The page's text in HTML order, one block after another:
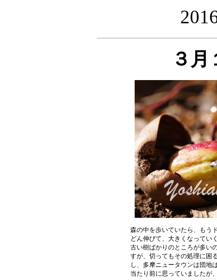
３月
森の中を歩いていたら、もう
どん伸びて、大きくなってい
古い樹ばかりのところが多い
すが、切ってもその処理に困
し、多摩ニュータウンは団地